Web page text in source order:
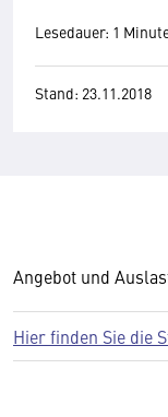
Lesedauer: 1
Stand: 23.11.2018
Angebot und
Hier finden Sie die